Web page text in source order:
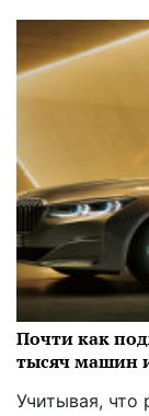
Почти как
тысяч машин
Учитывая, что